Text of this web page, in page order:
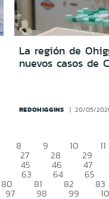
La región de
nuevos casos de
REDOHIGGINS 20/05/
8 9 10 11
27 28 29
45 46 47
63 64 65
80 81 82 83
97 98 99